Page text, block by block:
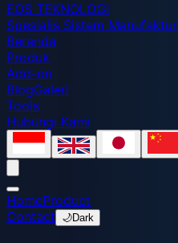
EOS TEKNOLOGI
Spesialis Sistem Manufaktur
Beranda
Produk
Add-on
BlogGaleri
Tools
Hubungi Kami
HomeProduct
Contact
🌙Dark